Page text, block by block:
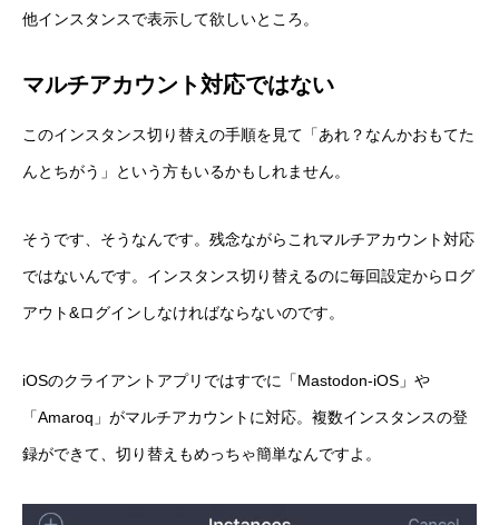
他インスタンスで表示して欲しいところ。
マルチアカウント対応ではない
このインスタンス切り替えの手順を見て「あれ？なんかおもてた
んとちがう」という方もいるかもしれません。
そうです、そうなんです。残念ながらこれマルチアカウント対応
ではないんです。インスタンス切り替えるのに毎回設定からログ
アウト&ログインしなければならないのです。
iOSのクライアントアプリではすでに「Mastodon-iOS 」や
「Amaroq」がマルチアカウントに対応。複数インスタンスの登
録ができて、切り替えもめっちゃ簡単なんですよ。